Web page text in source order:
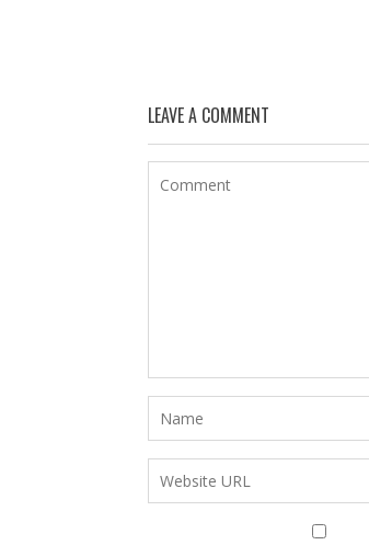
LEAVE A COMMENT